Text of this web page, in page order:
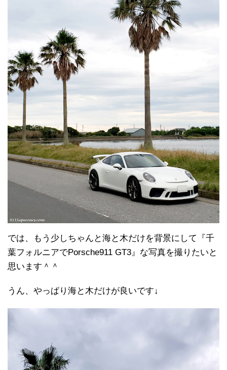
では、もう少しちゃんと海と木だけを背景にして『千
葉フォルニアでPorsche911 GT3』な写真を撮りたいと
思います＾＾
うん、やっぱり海と木だけが良いです↓